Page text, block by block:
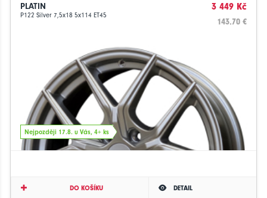
PLATIN
P122 Silver 7,5x18 5x114 ET45
3 449 Kč
143.70 €
Nejpozději 17.8. u Vás, 4+ ks
DO KOŠÍKU DETAIL